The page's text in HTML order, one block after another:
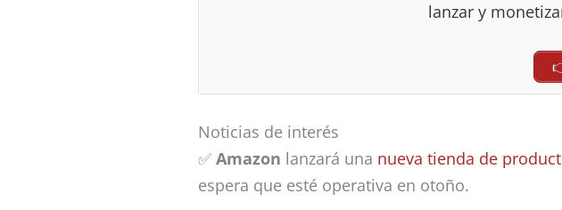
lanzar y
Noticias de interés
✅ Amazon lanzará una nueva tienda de
espera que esté operativa en otoño.